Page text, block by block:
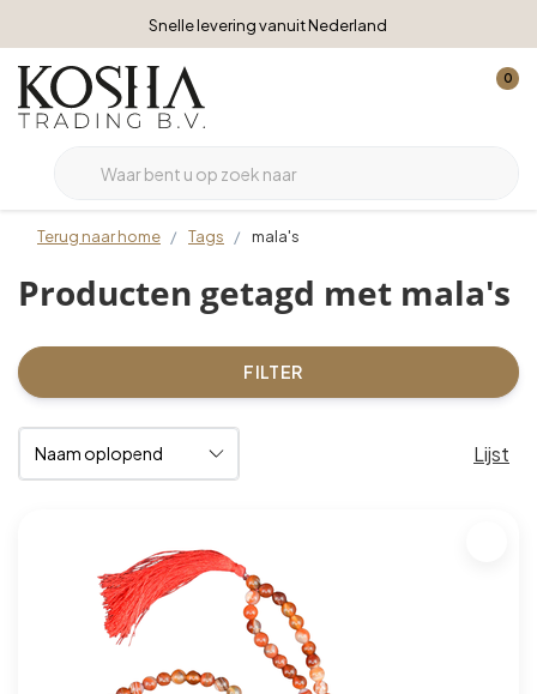
Snelle levering vanuit Nederland
0
Terug naar home Tags mala's
Producten getagd met mala's
FILTER
Lijst